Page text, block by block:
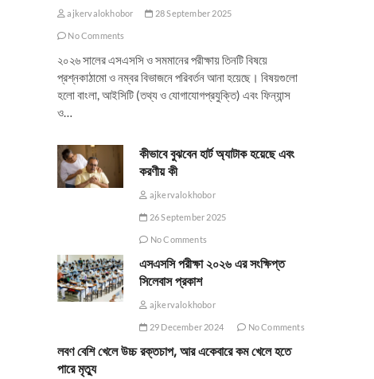
ajkervalokhobor 28 September 2025
No Comments
২০২৬ সালের এসএসসি ও সমমানের পরীক্ষায় তিনটি বিষয়ে
প্রশ্নকাঠামো ও নম্বর বিভাজনে পরিবর্তন আনা হয়েছে। বিষয়গুলো
হলো বাংলা, আইসিটি (তথ্য ও যোগাযোগপ্রযুক্তি) এবং ফিন্যান্স
ও…
কীভাবে বুঝবেন হার্ট অ্যাটাক হয়েছে এবং
করণীয় কী
ajkervalokhobor
26 September 2025
No Comments
এসএসসি পরীক্ষা ২০২৬ এর সংক্ষিপ্ত
সিলেবাস প্রকাশ
ajkervalokhobor
29 December 2024 No Comments
লবণ বেশি খেলে উচ্চ রক্তচাপ, আর একেবারে কম খেলে হতে
পারে মৃত্যু